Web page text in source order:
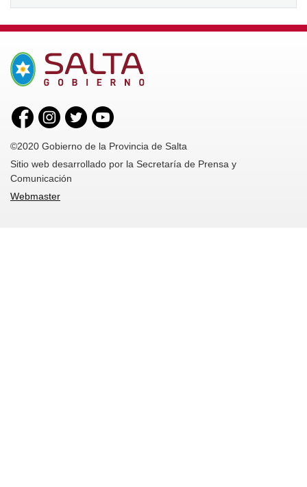
©2020 Gobierno de la Provincia de Salta
Sitio web desarrollado por la Secretaría de Prensa y
Comunicación
Webmaster